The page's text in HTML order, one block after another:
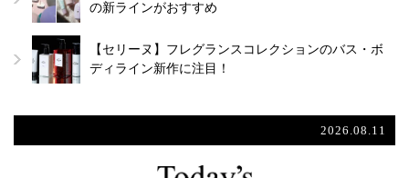
の新ラインがおすすめ
【セリーヌ】フレグランスコレクションのバス・ボ
ディライン新作に注目！
2026.08.11